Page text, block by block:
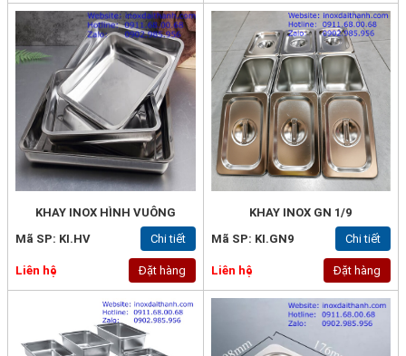
KHAY INOX HÌNH VUÔNG
Mã SP: KI.HV
Chi tiết
Liên hệ Đặt hàng
KHAY INOX GN 1/9
Mã SP: KI.GN9
Chi tiết
Liên hệ Đặt hàng